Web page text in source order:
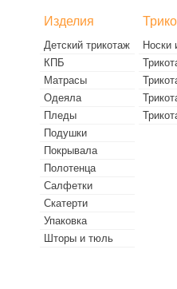
Изделия
Детский трикотаж
КПБ
Матрасы
Одеяла
Пледы
Подушки
Покрывала
Полотенца
Салфетки
Скатерти
Упаковка
Шторы и тюль
Носки